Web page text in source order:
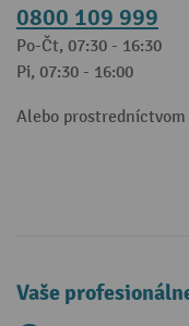
0800 109 999
Po-Čt, 07:30 - 16:30
Pi, 07:30 - 16:00
Alebo prostredníctvom
Vaše